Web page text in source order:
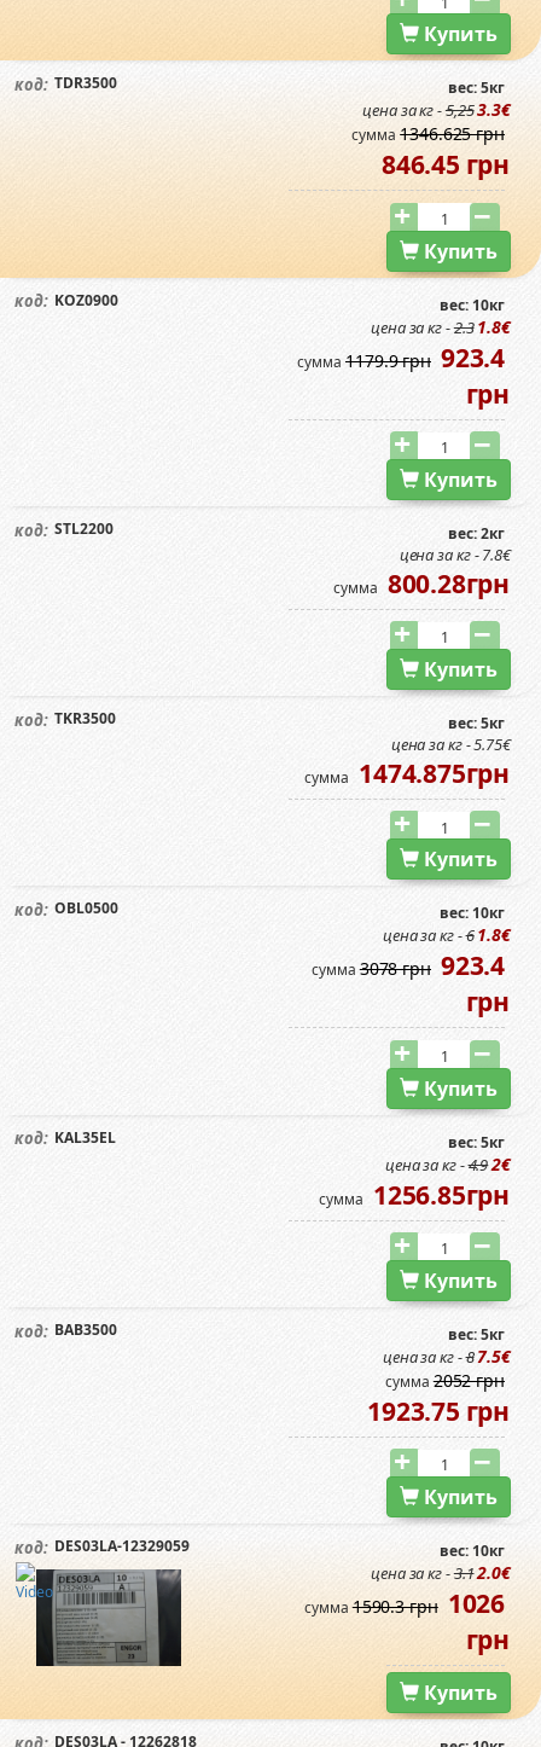
Купить
код: TDR3500 вес: 5кг
цена за кг -5,253.3€
сумма1346.625 грн
846.45 грн
Купить
код: KOZ0900 вес: 10кг
цена за кг -2.31.8€
сумма 1179.9 грн 923.4
грн
Купить
код: STL2200 вес: 2кг
цена за кг - 7.8€
сумма 800.28грн
Купить
код: TKR3500 вес: 5кг
цена за кг - 5.75€
сумма 1474.875грн
Купить
код: OBL0500 вес: 10кг
цена за кг -61.8€
сумма3078 грн 923.4
грн
Купить
код: KAL35EL вес: 5кг
цена за кг -4.92€
сумма 1256.85грн
Купить
код: BAB3500 вес: 5кг
цена за кг -87.5€
сумма2052 грн
1923.75 грн
Купить
код: DES03LA-12329059 вес: 10кг
цена за кг -3.12.0€
сумма1590.3 грн 1026
грн
Купить
DES03LA - 12262818